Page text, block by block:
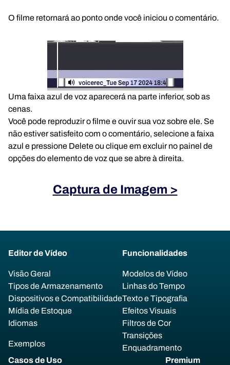
O filme retornará ao ponto onde você iniciou o comentário.
Uma faixa azul de voz aparecerá na parte inferior, sob as
cenas.
Você pode reproduzir o filme e ouvir sua voz sobre ele. Se
não estiver satisfeito com o comentário, selecione a faixa
azul e pressione Delete ou clique em excluir no painel de
opções do elemento de voz que se abre à direita.
Captura de Imagem >
Editor de Vídeo
Visão Geral
Tipos de Armazenamento
Dispositivos e Compatibilidade
Mídia de Estoque
Idiomas
Exemplos
Funcionalidades
Modelos de Vídeo
Linhas do Tempo
Texto e Tipografia
Efeitos Visuais
Filtros de Cor
Transições
Enquadramento
Casos de Uso
Premium